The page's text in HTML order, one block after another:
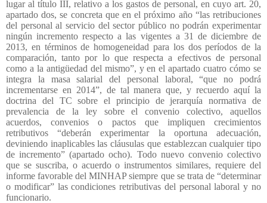
lugar al título III, relativo a los gastos de personal, en cuyo art. 20,
apartado dos, se concreta que en el próximo año “las retribuciones
del personal al servicio del sector público no podrán experimentar
ningún incremento respecto a las vigentes a 31 de diciembre de
2013, en términos de homogeneidad para los dos períodos de la
comparación, tanto por lo que respecta a efectivos de personal
como a la antigüedad del mismo”, y en el apartado cuatro cómo se
integra la masa salarial del personal laboral, “que no podrá
incrementarse en 2014”, de tal manera que, y recuerdo aquí la
doctrina del TC sobre el principio de jerarquía normativa de
prevalencia de la ley sobre el convenio colectivo, aquellos
acuerdos, convenios o pactos que impliquen crecimientos
retributivos “deberán experimentar la oportuna adecuación,
deviniendo inaplicables las cláusulas que establezcan cualquier tipo
de incremento” (apartado ocho). Todo nuevo convenio colectivo
que se suscriba, o acuerdo o instrumentos similares, requiere del
informe favorable del MINHAP siempre que se trata de “determinar
o modificar” las condiciones retributivas del personal laboral y no
funcionario.